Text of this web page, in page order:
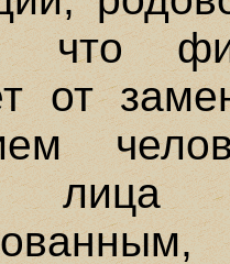
что
от
лица